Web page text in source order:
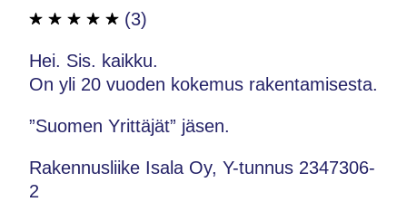
(3)
Hei. Sis. kaikku.
On yli 20 vuoden kokemus rakentamisesta.
”Suomen Yrittäjät” jäsen.
Rakennusliike Isala Oy, Y-tunnus 2347306-
2